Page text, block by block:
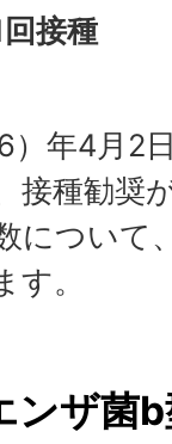
接種
年4月2
接種勧奨
について
。
ンザ菌